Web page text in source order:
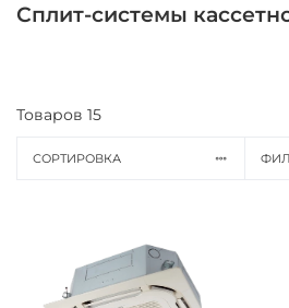
Сплит-системы
Товаров 15
СОРТИРОВКА